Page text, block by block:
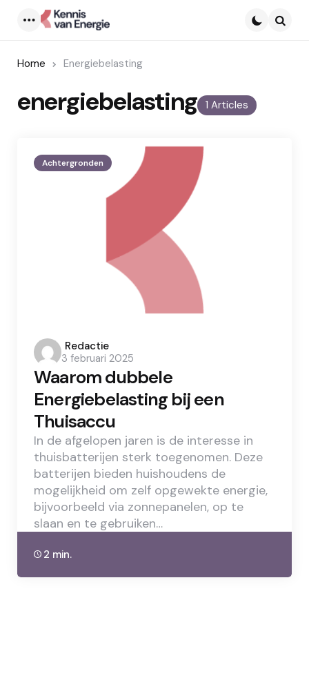
Home Energiebelasting
1 Articles
energiebelasting
Achtergronden
Posted
by
Redactie
3 februari 2025
Waarom dubbele
Energiebelasting bij een
Thuisaccu
In de afgelopen jaren is de interesse in
thuisbatterijen sterk toegenomen. Deze
batterijen bieden huishoudens de
mogelijkheid om zelf opgewekte energie,
bijvoorbeeld via zonnepanelen, op te
slaan en te gebruiken…
2 min.